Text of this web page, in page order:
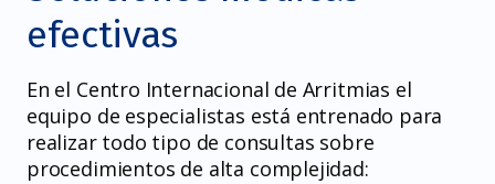
efectivas
En el Centro Internacional de Arritmias el
equipo de especialistas está entrenado para
realizar todo tipo de consultas sobre
procedimientos de alta complejidad: